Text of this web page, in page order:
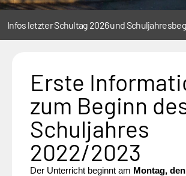
Erste
zum Beginn
Schuljahres
2022/2023
Der Unterricht beginnt am Montag,